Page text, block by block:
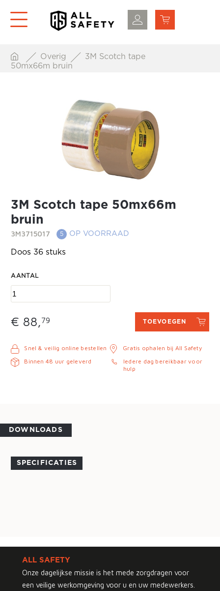
Overig
3M Scotch tape
50mx66m bruin
3M Scotch tape 50mx66m
bruin
3M3715017 5 OP VOORRAAD
Doos 36 stuks
AANTAL
€ 88,79 TOEVOEGEN
Snel & veilig online bestellen
Binnen 48 uur geleverd
Gratis ophalen bij All Safety
Iedere dag bereikbaar voor
hulp
DOWNLOADS
SPECIFICATIES
ALL SAFETY
Onze dagelijkse missie is het mede zorgdragen voor
een veilige werkomgeving voor u en uw medewerkers.